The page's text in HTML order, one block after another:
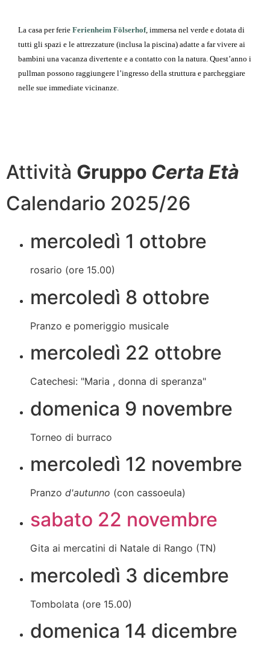
La casa per ferie Ferienheim Fölserhof, immersa nel verde e dotata di
tutti gli spazi e le attrezzature (inclusa la piscina) adatte a far vivere ai
bambini una vacanza divertente e a contatto con la natura. Quest’anno i
pullman possono raggiungere l’ingresso della struttura e parcheggiare
nelle sue immediate vicinanze.
Attività Gruppo Certa Età
Calendario 2025/26
mercoledì 1 ottobre
rosario (ore 15.00)
mercoledì 8 ottobre
Pranzo e pomeriggio musicale
mercoledì 22 ottobre
Catechesi: "Maria , donna di speranza"
domenica 9 novembre
Torneo di burraco
mercoledì 12 novembre
Pranzo d'autunno (con cassoeula)
sabato 22 novembre
Gita ai mercatini di Natale di Rango (TN)
mercoledì 3 dicembre
Tombolata (ore 15.00)
domenica 14 dicembre